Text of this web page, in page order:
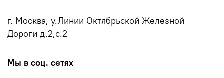
г. Москва, у.Линии Октябрьской Железной
Дороги д.2,с.2
Мы в соц. сетях